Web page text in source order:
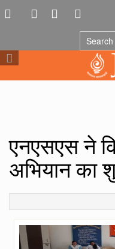
एनएसएस ने
अभियान का